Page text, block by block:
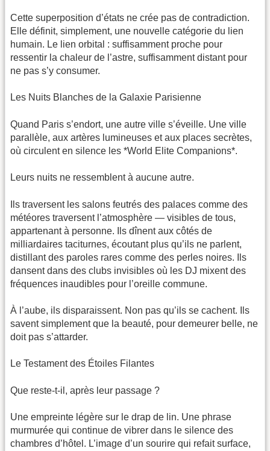
Cette superposition d’états ne crée pas de contradiction.
Elle définit, simplement, une nouvelle catégorie du lien
humain. Le lien orbital : suffisamment proche pour
ressentir la chaleur de l’astre, suffisamment distant pour
ne pas s’y consumer.
Les Nuits Blanches de la Galaxie Parisienne
Quand Paris s’endort, une autre ville s’éveille. Une ville
parallèle, aux artères lumineuses et aux places secrètes,
où circulent en silence les *World Elite Companions*.
Leurs nuits ne ressemblent à aucune autre.
Ils traversent les salons feutrés des palaces comme des
météores traversent l’atmosphère — visibles de tous,
appartenant à personne. Ils dînent aux côtés de
milliardaires taciturnes, écoutant plus qu’ils ne parlent,
distillant des paroles rares comme des perles noires. Ils
dansent dans des clubs invisibles où les DJ mixent des
fréquences inaudibles pour l’oreille commune.
À l’aube, ils disparaissent. Non pas qu’ils se cachent. Ils
savent simplement que la beauté, pour demeurer belle, ne
doit pas s’attarder.
Le Testament des Étoiles Filantes
Que reste-t-il, après leur passage ?
Une empreinte légère sur le drap de lin. Une phrase
murmurée qui continue de vibrer dans le silence des
chambres d’hôtel. L’image d’un sourire qui refait surface,